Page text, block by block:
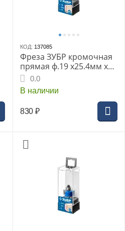
КОД: 137085
Фреза ЗУБР кромочная
прямая ф.19 x25.4мм хв.
12мм с нижним
подшипником (28727-
19-25.4-12)
0.0
В наличии
830 ₽